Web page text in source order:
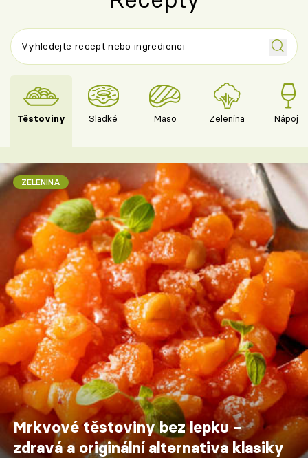
Těstoviny Sladké Maso Zelenina Nápoje
ZELENINA
Mrkvové těstoviny bez lepku –
zdravá a originální alternativa klasiky